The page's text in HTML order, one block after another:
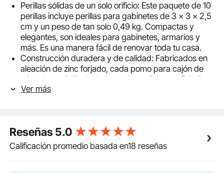
Perillas sólidas de un solo orificio: Este paquete de 10
perillas incluye perillas para gabinetes de 3 x 3 x 2,5
cm y un peso de tan solo 0,49 kg. Compactas y
elegantes, son ideales para gabinetes, armarios y
más. Es una manera fácil de renovar toda tu casa.
Construcción duradera y de calidad: Fabricados en
aleación de zinc forjado, cada pomo para cajón de
cómoda está diseñado para durar. Su superficie lisa
y redondeada ofrece un tacto refinado y un agarre
incluyen veinte tornillos de dos tamaños para puertas
de gabinete de 20 a 40 mm de grosor. Los tornillos
se pueden recortar para que coincidan con el grosor
Ver más
Reseñas5.0
Calificación promedio basada en18 reseñas